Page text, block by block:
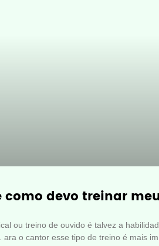
como devo treinar
ou treino de ouvido é talvez a
ara o cantor esse tipo de treino é mais